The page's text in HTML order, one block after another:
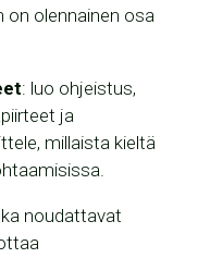
on olennainen osa
: luo ohjeistus,
ja
millaista kieltä
noudattavat